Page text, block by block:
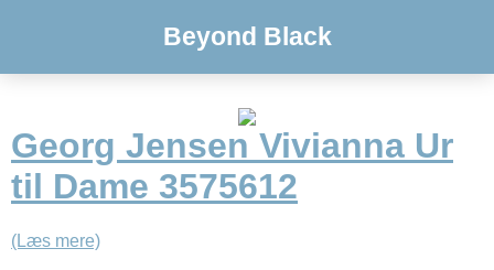
Beyond Black
Georg Jensen Vivianna Ur
til Dame 3575612
(Læs mere)